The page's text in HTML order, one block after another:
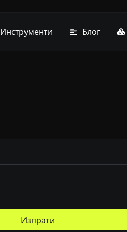
Инструменти Блог
Изпрати